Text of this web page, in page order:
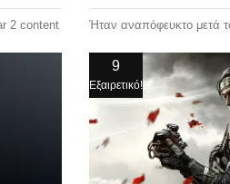
2 content Ήταν αναπόφευκτο μετά
9
Εξαιρετικό!